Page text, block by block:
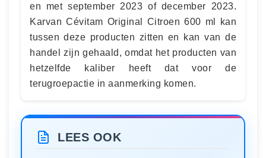
en met september 2023 of december 2023.
Karvan Cévitam Original Citroen 600 ml kan
tussen deze producten zitten en kan van de
handel zijn gehaald, omdat het producten van
hetzelfde kaliber heeft dat voor de
terugroepactie in aanmerking komen.
LEES OOK